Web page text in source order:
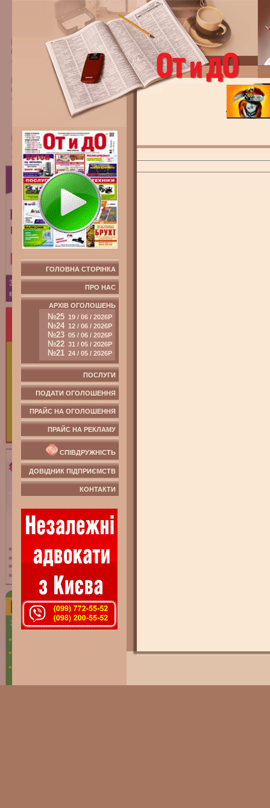
ГОЛОВНА СТОРІНКА
ПРО НАС
АРХІВ ОГОЛОШЕНЬ
№25 19 / 06 / 2026Р
№24 12 / 06 / 2026Р
№23 05 / 06 / 2026Р
№22 31 / 05 / 2026Р
№21 24 / 05 / 2026Р
ПОСЛУГИ
ПОДАТИ ОГОЛОШЕННЯ
ПРАЙС НА ОГОЛОШЕННЯ
ПРАЙС НА РЕКЛАМУ
СПІВДРУЖНІСТЬ
ДОВІДНИК ПІДПРИЄМСТВ
КОНТАКТИ